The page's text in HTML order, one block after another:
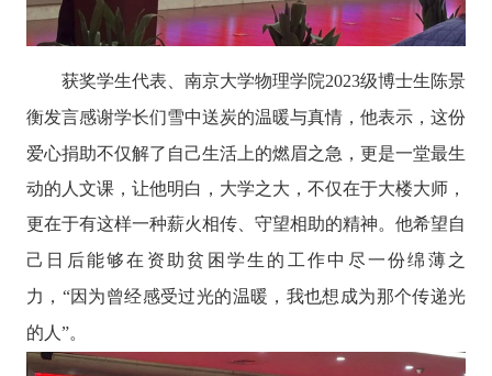
获奖学生代表、南京大学物理学院2023级博士生陈景
衡发言感谢学长们雪中送炭的温暖与真情 ，他表示，这份
爱心捐助不仅解了自己生活上的燃眉之急，更是一堂最生
动的人文课，让他明白，大学之大，不仅在于大楼大师，
更在于有这样一种薪火相传、守望相助的精神。他希望自
己日后能够在资助贫困学生的工作中尽一份绵薄之
力， “因为曾经感受过光的温暖，我也想成为那个传递光
的人”。